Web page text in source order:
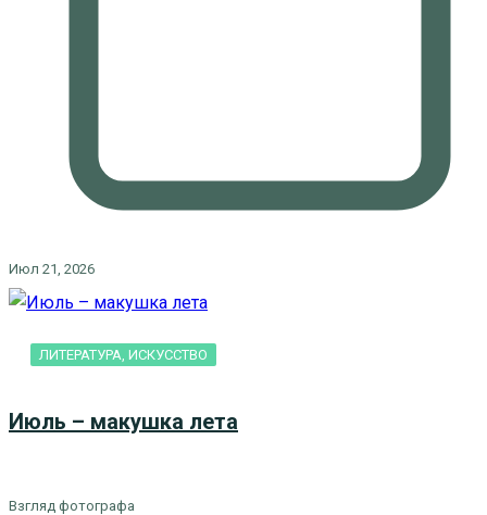
Июл 21, 2026
ЛИТЕРАТУРА, ИСКУCСТВО
Июль – макушка лета
Взгляд фотографа